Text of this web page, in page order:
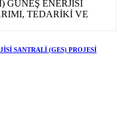
SANTRALİ (GES) PROJESİ